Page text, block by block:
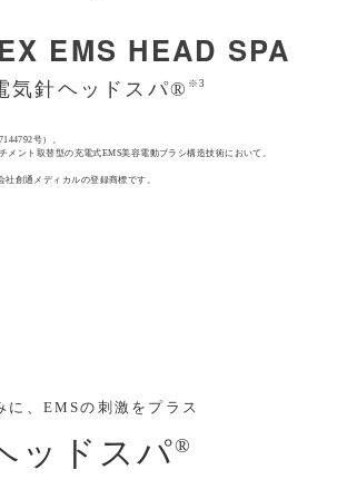
EMS HEAD SPA
気針ヘッドスパ®︎ ※3
号）。
メント取替型の充電式EMS美容電動ブラシ構造技術において。
創通メディカルの登録商標です。
に、EMSの刺激をプラス
ッドスパ®︎
約140 × 105 × 105 mm
体 約336g
体：1台
年8月1日価格改定